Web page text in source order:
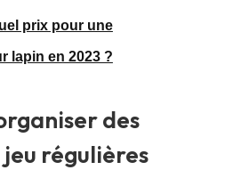
prix pour une
lapin en 2023 ?
des
jeu régulières